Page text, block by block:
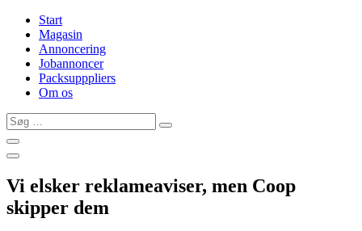
Start
Magasin
Annoncering
Jobannoncer
Packsupppliers
Om os
Søg
…
Vi elsker reklameaviser, men Coop
skipper dem